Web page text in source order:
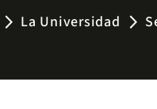
arrow_forward_ios La Universidad arrow_forward_ios